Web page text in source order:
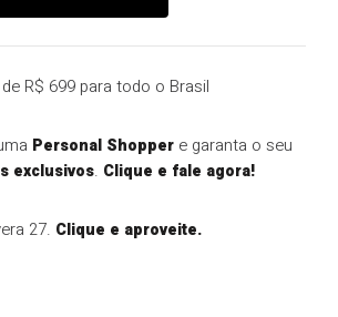
R$ 699 para todo o Brasil
Personal Shoppere garanta o seu
exclusivos. Clique e fale agora!
27. Clique e aproveite.